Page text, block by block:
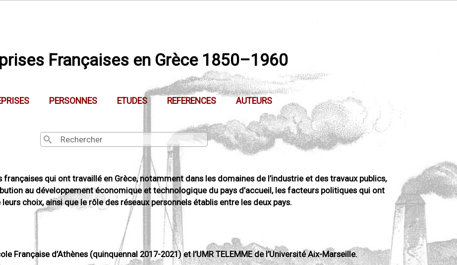
Françaises en Grèce 1850–1960
PERSONNES ETUDES REFERENCES AUTEURS
Search
françaises qui ont travaillé en Grèce, notamment dans les domaines de l’industrie et des travaux publics,
au développement économique et technologique du pays d’accueil, les facteurs politiques qui ont
choix, ainsi que le rôle des réseaux personnels établis entre les deux pays.
Française d’Athènes (quinquennal 2017-2021) et l’UMR TELEMME de l’Université Aix-Marseille.